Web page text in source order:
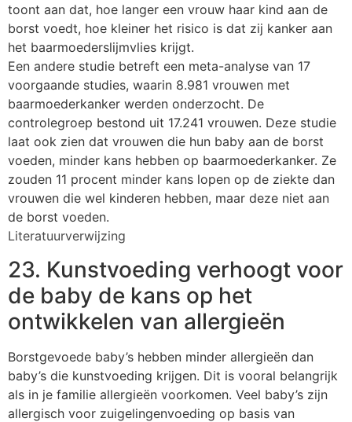
toont aan dat, hoe langer een vrouw haar kind aan de
borst voedt, hoe kleiner het risico is dat zij kanker aan
het baarmoederslijmvlies krijgt.
Een andere studie betreft een meta-analyse van 17
voorgaande studies, waarin 8.981 vrouwen met
baarmoederkanker werden onderzocht. De
controlegroep bestond uit 17.241 vrouwen. Deze studie
laat ook zien dat vrouwen die hun baby aan de borst
voeden, minder kans hebben op baarmoederkanker. Ze
zouden 11 procent minder kans lopen op de ziekte dan
vrouwen die wel kinderen hebben, maar deze niet aan
de borst voeden.
Literatuurverwijzing
23. Kunstvoeding verhoogt voor
de baby de kans op het
ontwikkelen van allergieën
Borstgevoede baby’s hebben minder allergieën dan
baby’s die kunstvoeding krijgen. Dit is vooral belangrijk
als in je familie allergieën voorkomen. Veel baby’s zijn
allergisch voor zuigelingenvoeding op basis van